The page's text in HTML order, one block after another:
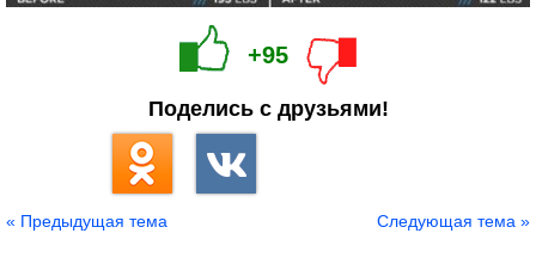
+95
Поделись с друзьями!
« Предыдущая тема Следующая тема »